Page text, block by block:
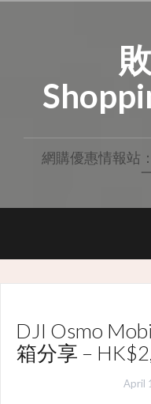
網購優惠情報站
DJI Osmo
箱分享 –
April